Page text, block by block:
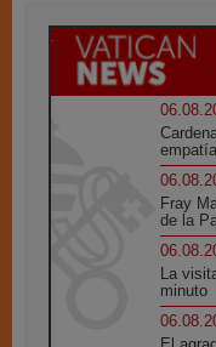
Fray
de la
La
minuto